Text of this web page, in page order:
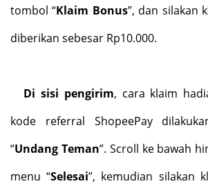
tombol “Klaim Bonus”, dan silakan
diberikan sebesar Rp10.000.
Di sisi pengirim, cara klaim
kode referral ShopeePay
“Undang Teman”. Scroll ke bawah
menu “Selesai”, kemudian silakan